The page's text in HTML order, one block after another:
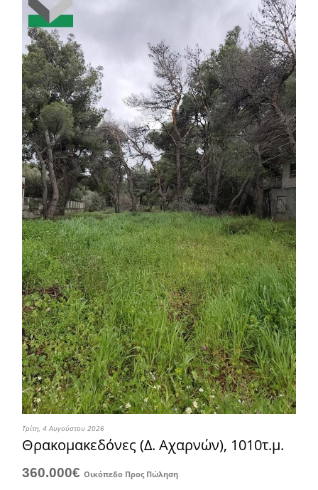
Τρίτη, 4 Αυγούστου 2026
Θρακομακεδόνες (Δ. Αχαρνών), 1010τ.μ.
360.000€Οικόπεδο Προς Πώληση